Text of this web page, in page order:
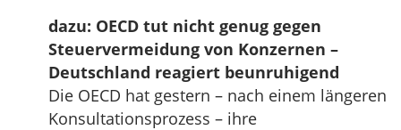
dazu: OECD tut nicht genug gegen
Steuervermeidung von Konzernen –
Deutschland reagiert beunruhigend
Die OECD hat gestern – nach einem längeren
Konsultationsprozess – ihre